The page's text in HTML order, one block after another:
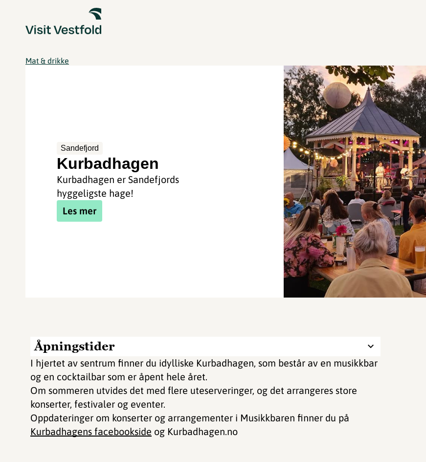
Mat & drikke
Sandefjord
Kurbadhagen
Kurbadhagen er Sandefjords
hyggeligste hage!
Les mer
Åpningstider
I hjertet av sentrum finner du idylliske Kurbadhagen, som består av en musikkbar
og en cocktailbar som er åpent hele året.
Om sommeren utvides det med flere uteserveringer, og det arrangeres store
konserter, festivaler og eventer.
Oppdateringer om konserter og arrangementer i Musikkbaren finner du på
Kurbadhagens facebookside og Kurbadhagen.no